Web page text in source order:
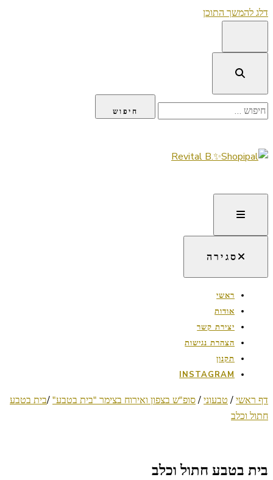
דלג להמשך התוכן
חיפוש:
Revital B.✨Shopipal
סגירה
ראשי
אודות
יצירת קשר
הצהרת נגישות
תקנון
INSTAGRAM
דף ראשי/ טבעוני/סופ"ש בצפון ואירוח בצימר "בית בטבע"/בית בטבע
חתול וכלב
בית בטבע חתול וכלב